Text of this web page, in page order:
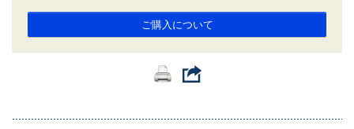
ご購入について